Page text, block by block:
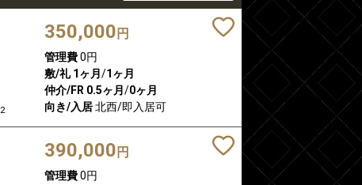
2
350,000 円
管理費0円
敷/礼 1ヶ月 /1ヶ月
仲介/FR 0.5ヶ月 /0ヶ月
向き/入居北西/即入居可
390,000 円
管理費0円